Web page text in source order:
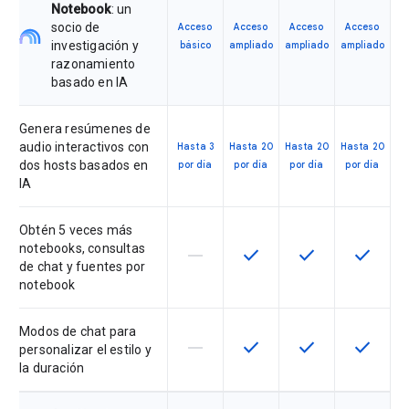
Notebook: un
socio de
investigación y
razonamiento
basado en IA
Acceso
básico
Acceso
ampliado
Acceso
ampliado
Acceso
ampliado
Genera resúmenes de
audio interactivos con
dos hosts basados en
IA
Hasta 3
por día
Hasta 20
por día
Hasta 20
por día
Hasta 20
por día
Obtén 5 veces más
notebooks, consultas
de chat y fuentes por
notebook
Esta función no está disponible en
horizontal_rule Esta función está
check Esta función
check Esta
check
Modos de chat para
personalizar el estilo y
la duración
Esta función no está disponible en
horizontal_rule Esta función está
check Esta función
check Esta
check